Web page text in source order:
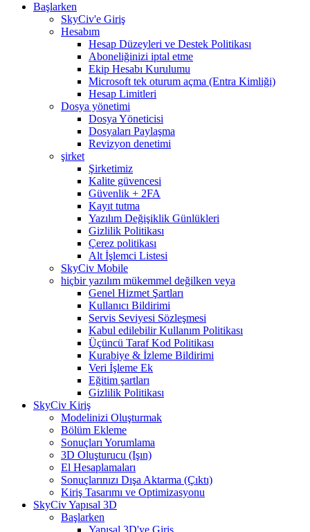
Başlarken
SkyCiv'e Giriş
Hesabım
Hesap Düzeyleri ve Destek Politikası
Aboneliğinizi iptal etme
Ekip Hesabı Kurulumu
Microsoft tek oturum açma (Entra Kimliği)
Hesap Limitleri
Dosya yönetimi
Dosya Yöneticisi
Dosyaları Paylaşma
Revizyon denetimi
şirket
Şirketimiz
Kalite güvencesi
Güvenlik + 2FA
Kayıt tutma
Yazılım Değişiklik Günlükleri
Gizlilik Politikası
Çerez politikası
Alt İşlemci Listesi
SkyCiv Mobile
hiçbir yazılım mükemmel değilken veya
Genel Hizmet Şartları
Kullanıcı Bildirimi
Servis Seviyesi Sözleşmesi
Kabul edilebilir Kullanım Politikası
Üçüncü Taraf Kod Politikası
Kurabiye & İzleme Bildirimi
Veri İşleme Ek
Eğitim şartları
Gizlilik Politikası
SkyCiv Kiriş
Modelinizi Oluşturmak
Bölüm Ekleme
Sonuçları Yorumlama
3D Oluşturucu (Işın)
El Hesaplamaları
Sonuçlarınızı Dışa Aktarma (Çıktı)
Kiriş Tasarımı ve Optimizasyonu
SkyCiv Yapısal 3D
Başlarken